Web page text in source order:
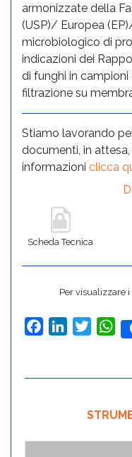
armonizzate della
(USP)/ Europea
microbiologico di
indicazioni dei
di funghi in
filtrazione su
Stiamo lavorando
documenti, in
informazioni clicca
Scheda Tecnica
Per visualizzare
FacebookLinkedInTwitter